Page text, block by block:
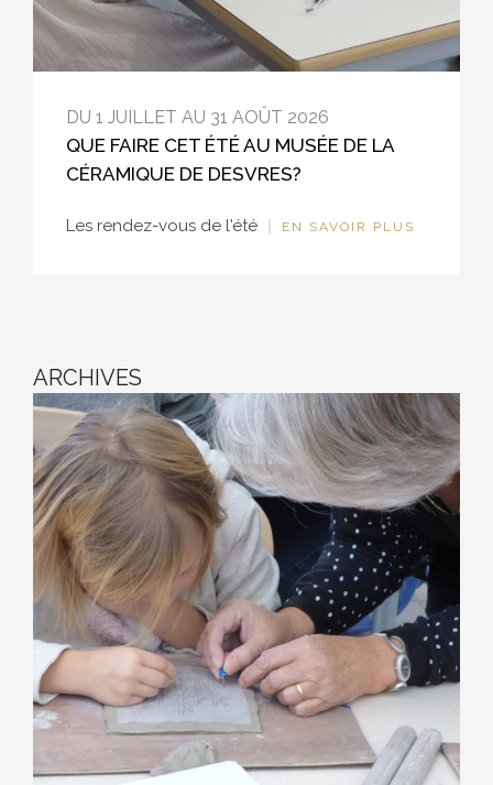
DU 1 JUILLET AU 31 AOÛT 2026
QUE FAIRE CET ÉTÉ AU MUSÉE DE LA
CÉRAMIQUE DE DESVRES?
Les rendez-vous de l'été EN SAVOIR PLUS
ARCHIVES